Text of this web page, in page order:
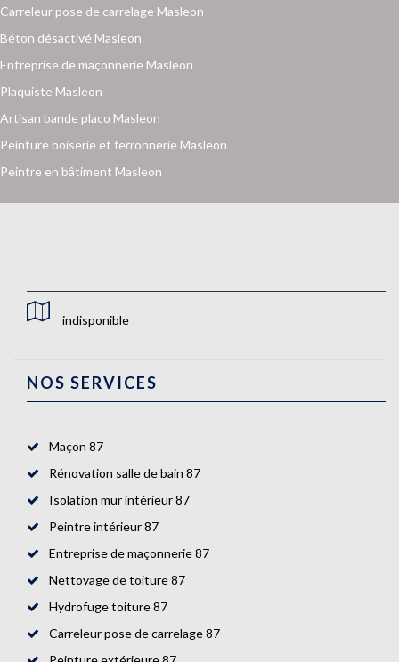
Carreleur pose de carrelage Masleon
Béton désactivé Masleon
Entreprise de maçonnerie Masleon
Plaquiste Masleon
Artisan bande placo Masleon
Peinture boiserie et ferronnerie Masleon
Peintre en bâtiment Masleon
indisponible
NOS SERVICES
Maçon 87
Rénovation salle de bain 87
Isolation mur intérieur 87
Peintre intérieur 87
Entreprise de maçonnerie 87
Nettoyage de toiture 87
Hydrofuge toiture 87
Carreleur pose de carrelage 87